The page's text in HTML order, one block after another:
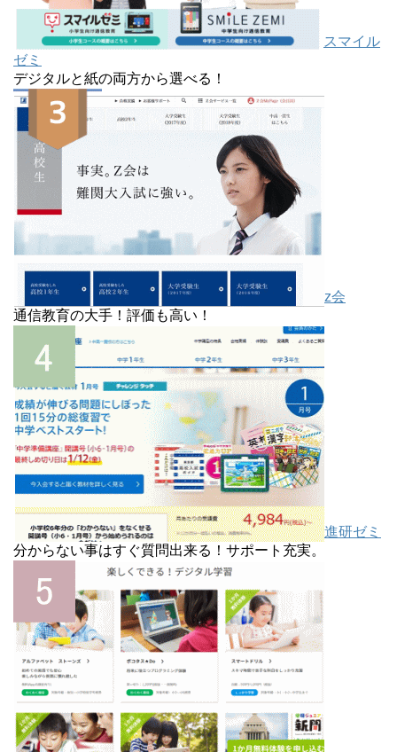
スマイル
ゼミ
デジタルと紙の両方から選べる！
z会
通信教育の大手！評価も高い！
進研ゼミ
分からない事はすぐ質問出来る！サポート充実。